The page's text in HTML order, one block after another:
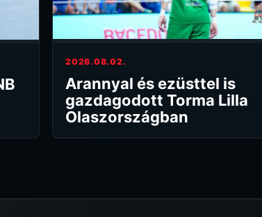
2026.08.02.
Arannyal és ezüsttel is
gazdagodott Torma Lilla
Olaszországban